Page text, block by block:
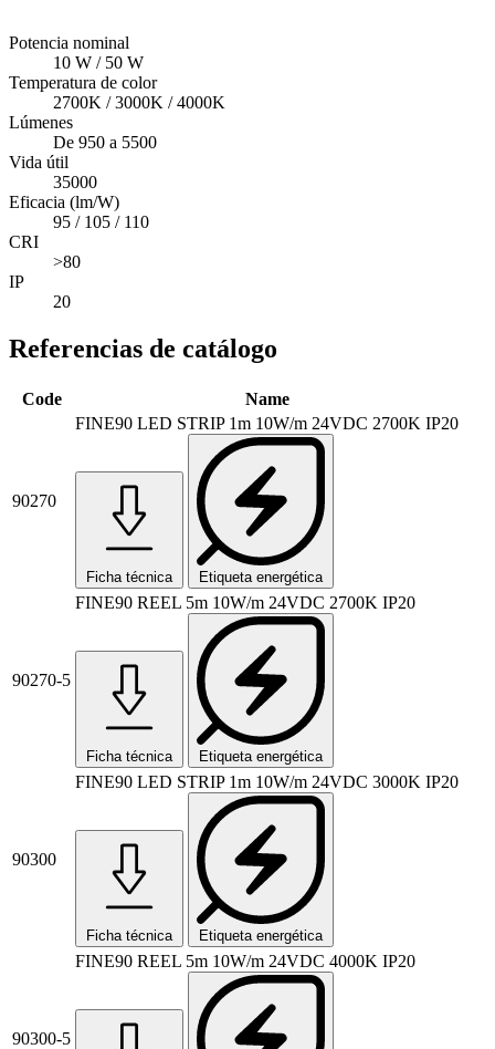
Potencia nominal
10 W / 50 W
Temperatura de color
2700K / 3000K / 4000K
Lúmenes
De 950 a 5500
Vida útil
35000
Eficacia (lm/W)
95 / 105 / 110
CRI
>80
IP
20
Referencias de catálogo
Code Name
90270
FINE90 LED STRIP 1m 10W/m 24VDC 2700K IP20
Ficha técnica Etiqueta energética
90270-5
FINE90 REEL 5m 10W/m 24VDC 2700K IP20
Ficha técnica Etiqueta energética
90300
FINE90 LED STRIP 1m 10W/m 24VDC 3000K IP20
Ficha técnica Etiqueta energética
90300-5
FINE90 REEL 5m 10W/m 24VDC 4000K IP20